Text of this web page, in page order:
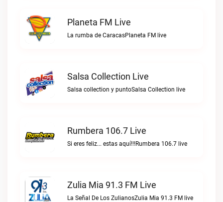
Planeta FM Live
La rumba de CaracasPlaneta FM live
Salsa Collection Live
Salsa collection y puntoSalsa Collection live
Rumbera 106.7 Live
Si eres feliz... estas aquí!!!Rumbera 106.7 live
Zulia Mia 91.3 FM Live
La Señal De Los ZulianosZulia Mia 91.3 FM live